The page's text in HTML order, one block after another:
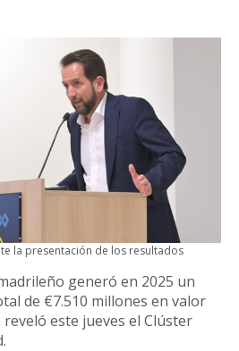
la presentación de los resultados
generó en 2025 un
de €7.510 millones en valor
este jueves el Clúster